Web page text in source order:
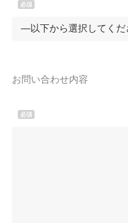
お問い合わせ内容